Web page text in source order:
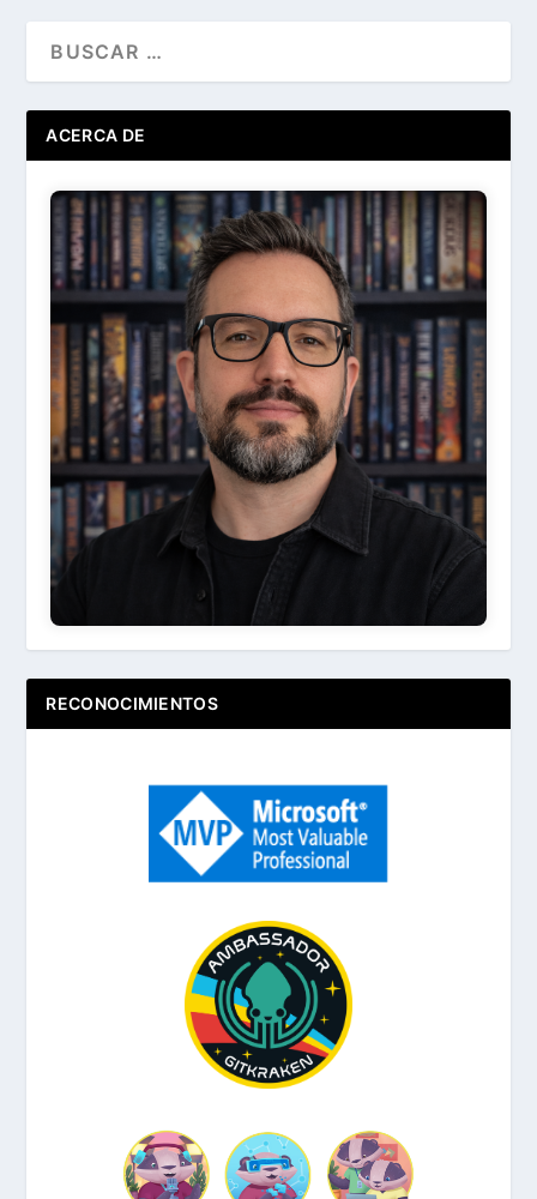
ACERCA DE
Ir
Acerca de ...
RECONOCIMIENTOS